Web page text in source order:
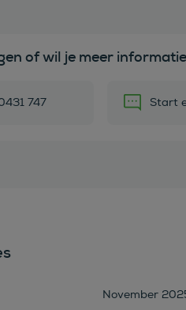
of wil je meer
747 Start
November